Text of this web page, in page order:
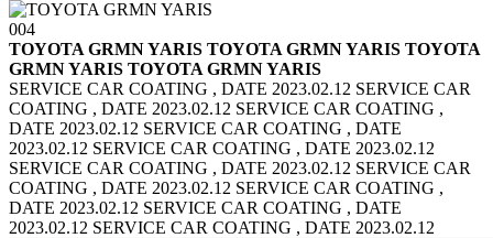
004
TOYOTA GRMN YARIS TOYOTA GRMN YARIS TOYOTA
GRMN YARIS TOYOTA GRMN YARIS
SERVICE CAR COATING , DATE 2023.02.12 SERVICE CAR
COATING , DATE 2023.02.12 SERVICE CAR COATING ,
DATE 2023.02.12 SERVICE CAR COATING , DATE
2023.02.12 SERVICE CAR COATING , DATE 2023.02.12
SERVICE CAR COATING , DATE 2023.02.12 SERVICE CAR
COATING , DATE 2023.02.12 SERVICE CAR COATING ,
DATE 2023.02.12 SERVICE CAR COATING , DATE
2023.02.12 SERVICE CAR COATING , DATE 2023.02.12